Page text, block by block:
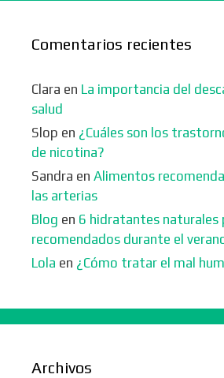
Comentarios recientes
Clara en La importancia del
salud
Slop en ¿Cuáles son los
de nicotina?
Sandra en Alimentos
las arterias
Blog en 6 hidratantes naturales
recomendados durante el
Lola en ¿Cómo tratar el mal
Archivos